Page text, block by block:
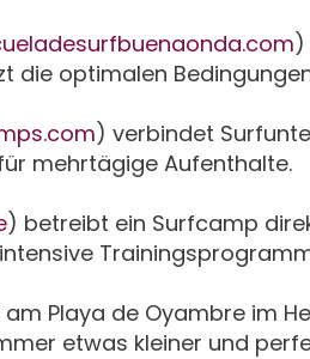
)
die optimalen
) verbindet
mehrtägige Aufenthalte.
) betreibt ein Surfcamp
Playa de Oyambre im
etwas kleiner und